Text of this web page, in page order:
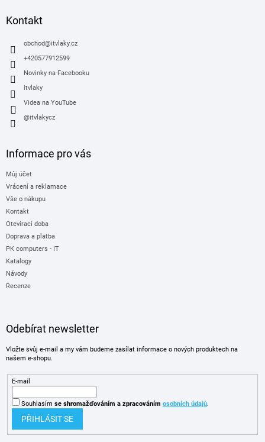
Kontakt
obchod@itvlaky.cz
+420577912599
Novinky na Facebooku
itvlaky
Videa na YouTube
@itvlakycz
Informace pro vás
Můj účet
Vrácení a reklamace
Vše o nákupu
Kontakt
Otevírací doba
Doprava a platba
PK computers - IT
Katalogy
Návody
Recenze
Odebírat newsletter
Vložte svůj e-mail a my vám budeme zasílat informace o nových produktech na
našem e-shopu.
E-mail
Souhlasím se shromažďováním a zpracováním osobních údajů.
PŘIHLÁSIT SE